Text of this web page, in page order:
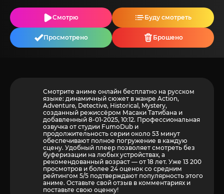
Смотрю Буду смотреть
Просмотрено Брошено
Смотрите аниме онлайн бесплатно на русском
языке: динамичный сюжет в жанре Action,
Adventure, Detective, Historical, Mystery,
созданный режиссёром Масаки Татибана и
добавленный 8-01-2025, 10:12. Профессиональная
озвучка от студии FumoDub и
продолжительность серии около 53 минут
обеспечивают полное погружение в каждую
сцену. Удобный плеер позволяет смотреть без
буферизации на любых устройствах, а
рекомендованный возраст — от 18 лет. Уже 13 200
просмотров и более 24 оценок со средним
рейтингом 5/5 подтверждают популярность этого
аниме. Оставьте свой отзыв в комментариях и
поставьте свою оценку!